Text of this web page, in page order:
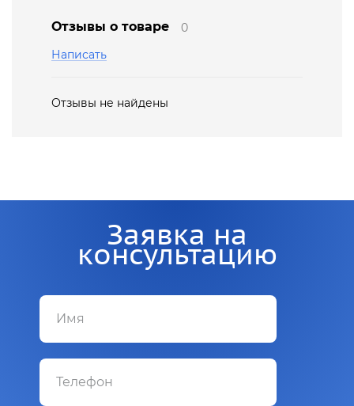
Отзывы о товаре
0
Написать
Отзывы не найдены
Заявка на
консультацию